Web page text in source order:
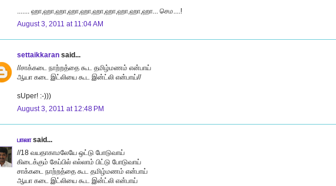
....... ஹா,ஹா,ஹா,ஹா,ஹா,ஹா,ஹா,ஹா,ஹா,ஹா... செம....!
August 3, 2011 at 11:04 AM
settaikkaran said...
//சாக்கடை நாற்றத்தை கூட தமிழ்மணம் என்பாய்
ஆயா கடை இட்லியை கூட இன்ட்லி என்பாய்//
sUper! :-)))
August 3, 2011 at 12:48 PM
பாலாsaid...
//18 வயதாகாமலேயே ஒட்டு போடுவாய்
கிடைக்கும் கேப்பில் எல்லாம் பிட்டு போடுவாய்
சாக்கடை நாற்றத்தை கூட தமிழ்மணம் என்பாய்
ஆயா கடை இட்லியை கூட இன்ட்லி என்பாய்